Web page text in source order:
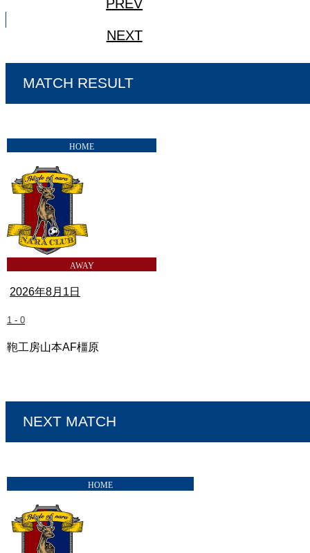
PREV
NEXT
MATCH RESULT
2026年8月1日
1 - 0
鞄工房山本AF橿原
NEXT MATCH